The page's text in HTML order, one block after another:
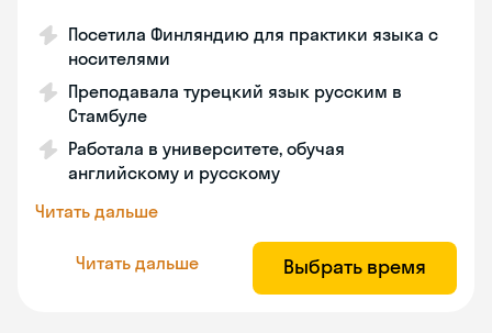
Посетила Финляндию для практики языка с
носителями
Преподавала турецкий язык русским в
Стамбуле
Работала в университете, обучая
английскому и русскому
Читать дальше
Читать дальше Выбрать время